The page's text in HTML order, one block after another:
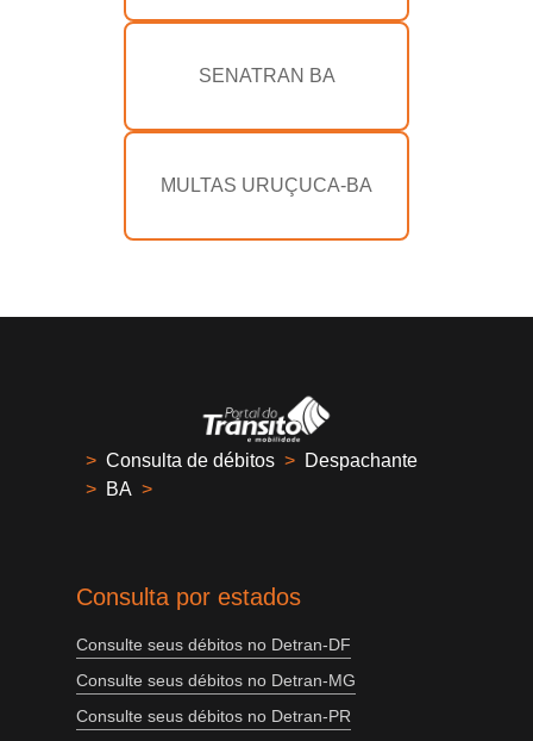
SENATRAN BA
MULTAS URUÇUCA-BA
> Consulta de débitos > Despachante
> BA >
Consulta por estados
Consulte seus débitos no Detran-DF
Consulte seus débitos no Detran-MG
Consulte seus débitos no Detran-PR